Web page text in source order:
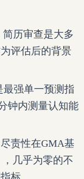
简历审查是大多
评估后的背景
最强单一预测指
钟内测量认知能
尽责性在GMA基
几乎为零的不